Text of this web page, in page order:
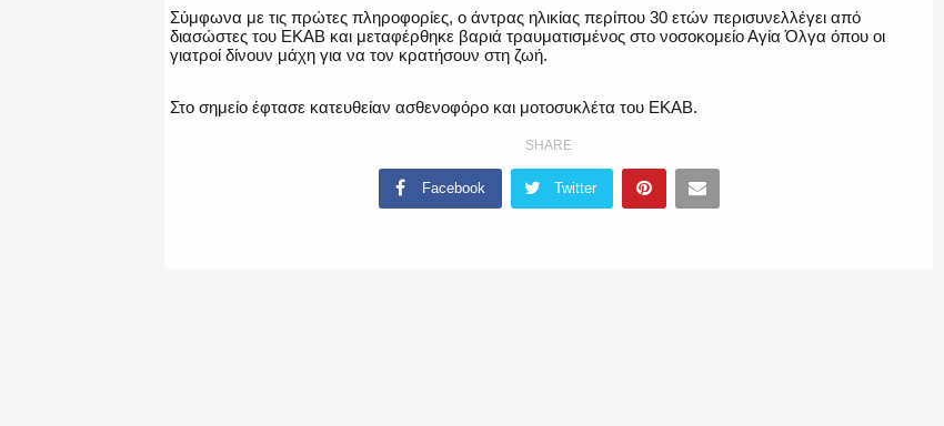
Σύμφωνα με τις πρώτες πληροφορίες, ο άντρας ηλικίας περίπου 30 ετών περισυνελλέγει από
διασώστες του ΕΚΑΒ και μεταφέρθηκε βαριά τραυματισμένος στο νοσοκομείο Αγία Όλγα όπου οι
γιατροί δίνουν μάχη για να τον κρατήσουν στη ζωή.
Στο σημείο έφτασε κατευθείαν ασθενοφόρο και μοτοσυκλέτα του ΕΚΑΒ.
SHARE
Facebook Twitter